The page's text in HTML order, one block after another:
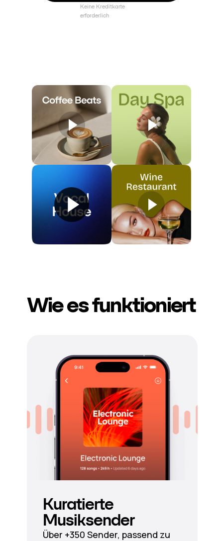
Keine Kreditkarte
erforderlich
Kuratierte
Musiksender
Über +350 Sender, passend zu
Wie es funktioniert